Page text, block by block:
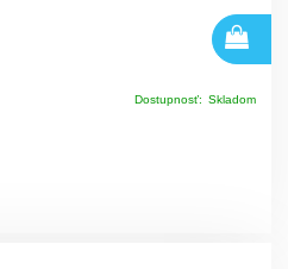
Dostupnosť: Skladom